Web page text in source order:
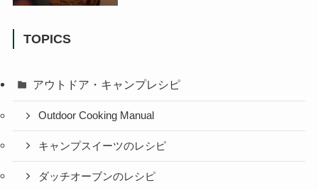
TOPICS
アウトドア・キャンプレシピ
Outdoor Cooking Manual
キャンプスイーツのレシピ
ダッチオーブンのレシピ